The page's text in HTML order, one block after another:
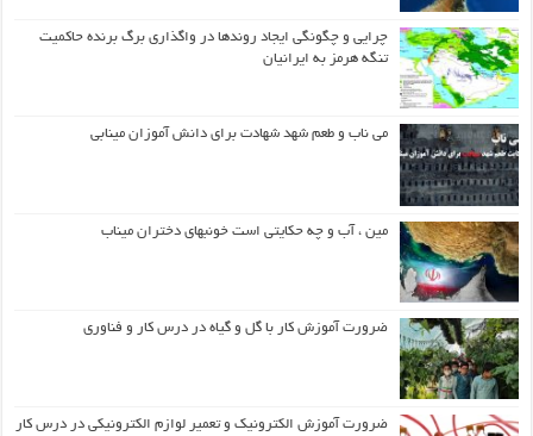
چرایی و چگونگی ایجاد روندها در واگذاری برگ برنده حاکمیت
تنگه هرمز به ایرانیان
می ناب و طعم شهد شهادت برای دانش آموزان مینابی
مین ، آب و چه حکایتی است خونبهای دختران میناب
ضرورت آموزش کار با گل و گیاه در درس کار و فناوری
ضرورت آموزش الکترونیک و تعمیر لوازم الکترونیکی در درس کار